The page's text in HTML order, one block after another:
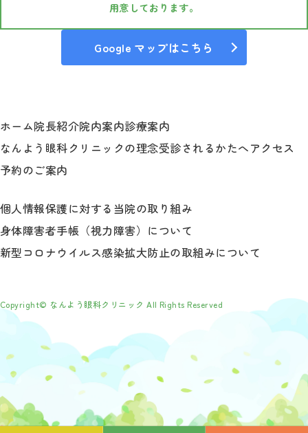
用意しております。
Google マップはこちら
ホーム院長紹介院内案内診療案内
なんよう眼科クリニックの理念受診されるかたへアクセス
予約のご案内
個人情報保護に対する当院の取り組み
身体障害者手帳（視力障害）について
新型コロナウイルス感染拡大防止の取組みについて
Copyright© なんよう眼科クリニック All Rights Reserved